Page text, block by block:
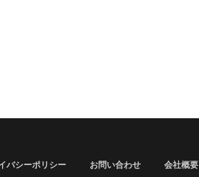
バシーポリシー お問い合わせ 会社概要